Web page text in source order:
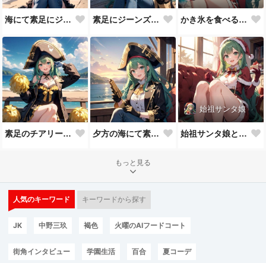
海にて素足にジーンズの黒髪ゴスロリ少女 素足にジーンズの緑髪ツインテ海賊少女 かき氷を食べる始祖サンタ娘
素足のチアリーダー 緑髪海賊少女 夕方の海にて素足の緑髪海賊少女
始祖サンタ娘
始祖サンタ娘と苺のショートケーキ
もっと見る
人気のキーワード キーワードから探す
JK 中野三玖 褐色 火曜のAIフードコート
街角インタビュー 学園生活 百合 夏コーデ